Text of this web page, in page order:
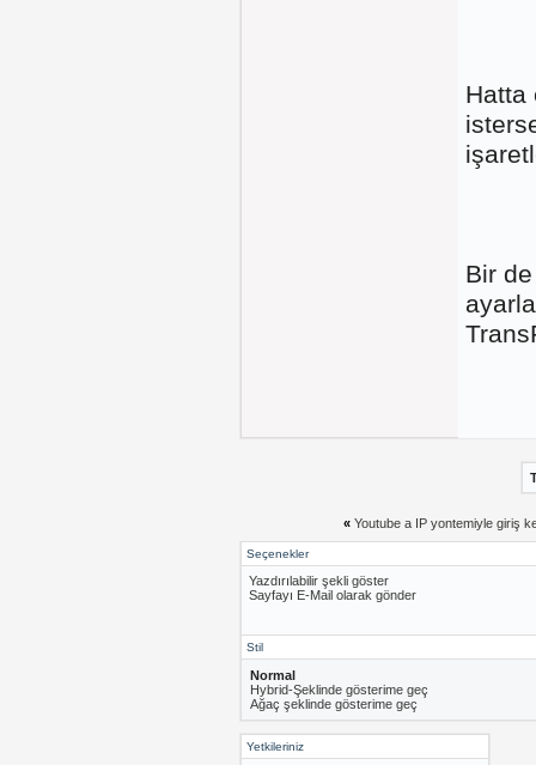
Hatta
Bir
« Youtube a IP yontemiyle giriş
Seçenekler
Yazdırılabilir şekli göster
Sayfayı E-Mail olarak gönder
Stil
Normal
Hybrid-Şeklinde gösterime geç
Ağaç şeklinde gösterime geç
Yetkileriniz